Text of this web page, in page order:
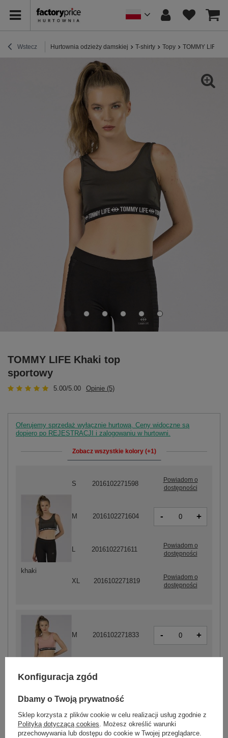
Wstecz Hurtownia odzieży damskiej T-shirty Topy TOMMY LIFE
TOMMY LIFE Khaki top
sportowy
5.00/5.00 Opinie (5)
Oferujemy sprzedaż wyłącznie hurtową. Ceny widoczne są
dopiero po REJESTRACJI i zalogowaniu w hurtowni.
Zobacz wszystkie kolory (+1)
M 2016102271833 - +
khaki
S 2016102271598
Powiadom o
dostępności
M 2016102271604 - +
2016102271611
Powiadom o
dostępności
XL 2016102271819
Powiadom o
dostępności
Konfiguracja zgód
Dbamy o Twoją prywatność
Sklep korzysta z plików cookie w celu realizacji usług zgodnie z
Polityką dotyczącą cookies. Możesz określić warunki
przechowywania lub dostępu do cookie w Twojej przeglądarce.